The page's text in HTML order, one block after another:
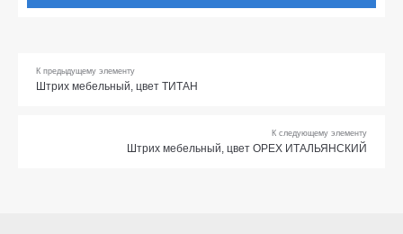
К предыдущему элементу
Штрих мебельный, цвет ТИТАН
К следующему элементу
Штрих мебельный, цвет ОРЕХ ИТАЛЬЯНСКИЙ